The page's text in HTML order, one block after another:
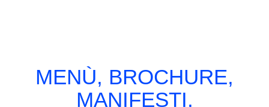
MENÙ, BROCHURE,
MANIFESTI,